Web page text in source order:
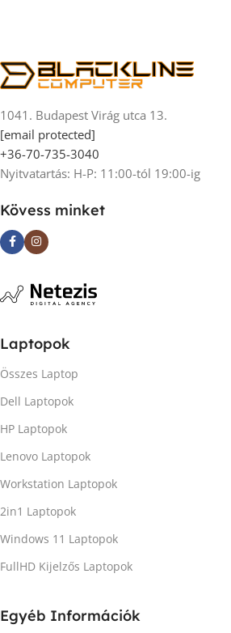
1041. Budapest Virág utca 13.
[email protected]
+36-70-735-3040
Nyitvatartás: H-P: 11:00-tól 19:00-ig
Kövess minket
Laptopok
Összes Laptop
Dell Laptopok
HP Laptopok
Lenovo Laptopok
Workstation Laptopok
2in1 Laptopok
Windows 11 Laptopok
FullHD Kijelzős Laptopok
Egyéb Információk